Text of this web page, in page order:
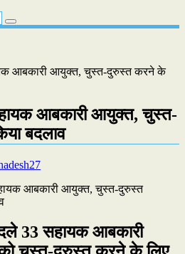
आबकारी आयुक्त, चुस्त-दुरुस्त करने के
आबकारी आयुक्त, चुस्त-
बदलाव
33 सहायक आबकारी